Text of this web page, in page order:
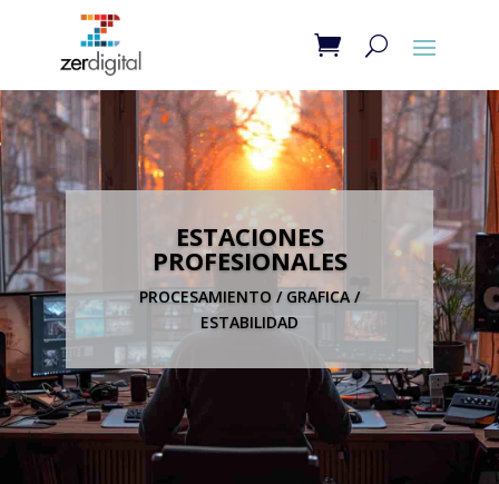
ESTACIONES
PROFESIONALES
PROCESAMIENTO / GRAFICA /
ESTABILIDAD